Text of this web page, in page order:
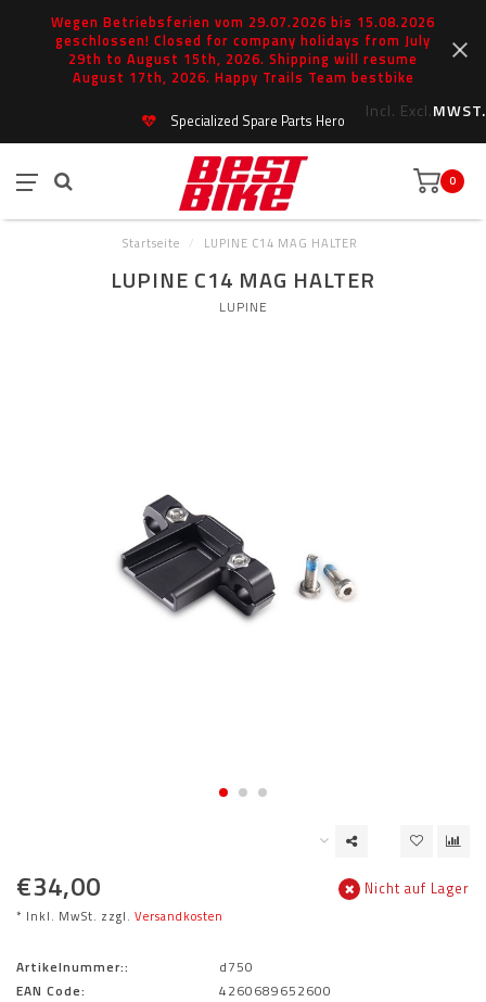
Wegen Betriebsferien vom 29.07.2026 bis 15.08.2026
geschlossen! Closed for company holidays from July
29th to August 15th, 2026. Shipping will resume
August 17th, 2026. Happy Trails Team bestbike
Incl. Excl.MWST.
Specialized Spare Parts Hero
0
Startseite / LUPINE C14 MAG HALTER
LUPINE C14 MAG HALTER
LUPINE
€34,00
* Inkl. MwSt. zzgl. Versandkosten
Nicht auf Lager
Artikelnummer::
d750
EAN Code:
4260689652600